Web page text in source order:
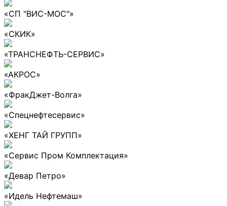
«СП "ВИС-МОС"»
«СКИК»
«ТРАНСНЕФТЬ-СЕРВИС»
«АКРОС»
«ФракДжет-Волга»
«Спецнефтесервис»
«ХЕНГ ТАЙ ГРУПП»
«Сервис Пром Комплектация»
«Девар Петро»
«Идель Нефтемаш»